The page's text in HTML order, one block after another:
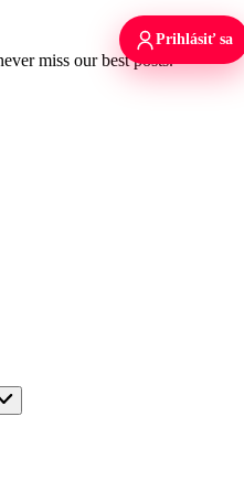
miss our best posts.
Prihlásiť sa